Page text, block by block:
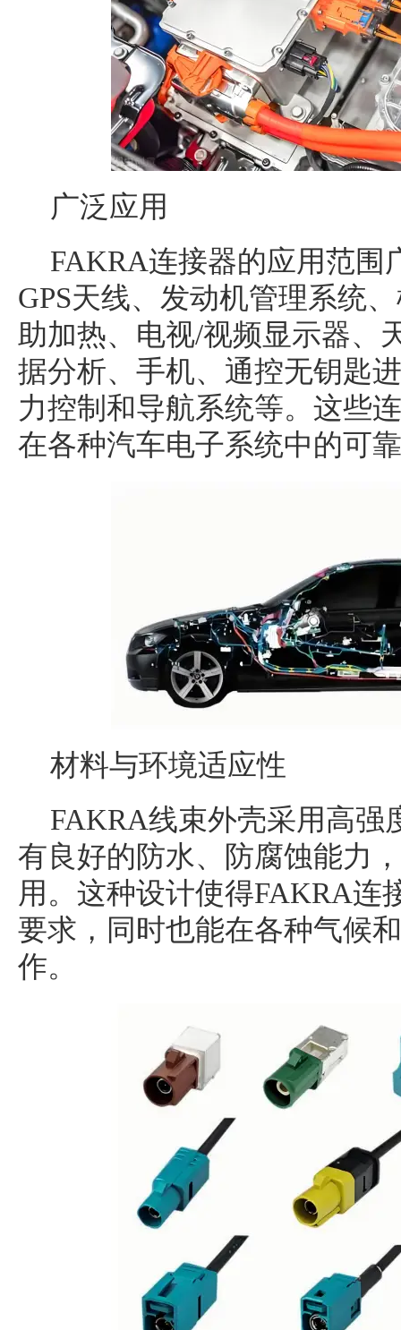
广泛应用
FAKRA连接器的应用范围
GPS天线、发动机管理系统
助加热、电视/视频显示器、
据分析、手机、通控无钥匙
力控制和导航系统等。这些
在各种汽车电子系统中的可
材料与环境适应性
FAKRA线束外壳采用高强
有良好的防水、防腐蚀能力
用。这种设计使得FAKRA连
要求，同时也能在各种气候
作。